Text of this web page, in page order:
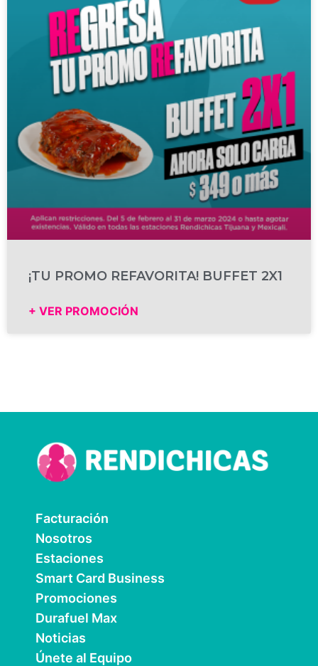
¡TU PROMO REFAVORITA! BUFFET 2X1
+ VER PROMOCIÓN
Facturación
Nosotros
Estaciones
Smart Card Business
Promociones
Durafuel Max
Noticias
Únete al Equipo